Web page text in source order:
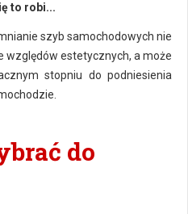
to robi...
szyb samochodowych nie
względów estetycznych, a może
stopniu do podniesienia
do